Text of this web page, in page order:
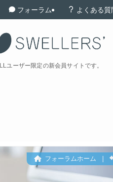
ユーザー限定の新会員サイトです。
フォーラム よくある質
フォーラムホーム